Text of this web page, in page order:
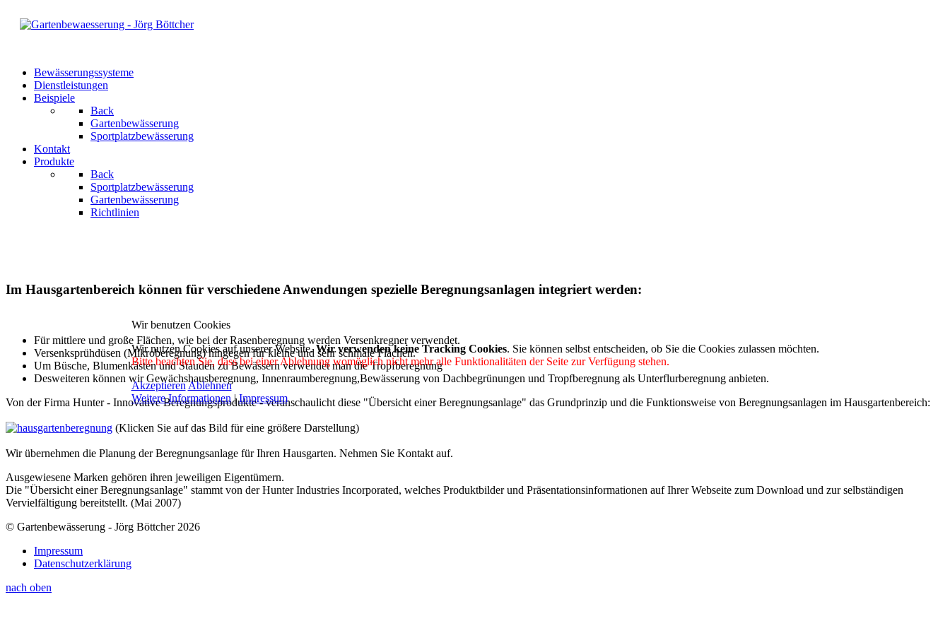
Bewässerungssysteme
Dienstleistungen
Beispiele
Back
Gartenbewässerung
Sportplatzbewässerung
Kontakt
Produkte
Back
Sportplatzbewässerung
Gartenbewässerung
Richtlinien
Im Hausgartenbereich können für verschiedene Anwendungen spezielle Beregnungsanlagen integriert werden:
Für mittlere und große Flächen, wie bei der Rasenberegnung werden Versenkregner verwendet.
Versenksprühdüsen (Mikroberegnung) hingegen für kleine und sehr schmale Flächen.
Um Büsche, Blumenkästen und Stauden zu Bewässern verwendet man die Tropfberegnung
Desweiteren können wir Gewächshausberegnung, Innenraumberegnung,Bewässerung von Dachbegrünungen und Tropfberegnung als Unterflurberegnung anbieten.
Von der Firma Hunter - Innovative Beregnungsprodukte - veranschaulicht diese "Übersicht einer Beregnungsanlage" das Grundprinzip und die Funktionsweise von Beregnungsanlagen im Hausgartenbereich:
(Klicken Sie auf das Bild für eine größere Darstellung)
Wir übernehmen die Planung der Beregnungsanlage für Ihren Hausgarten. Nehmen Sie Kontakt auf.
Ausgewiesene Marken gehören ihren jeweiligen Eigentümern.
Die "Übersicht einer Beregnungsanlage" stammt von der Hunter Industries Incorporated, welches Produktbilder und Präsentationsinformationen auf Ihrer Webseite zum Download und zur selbständigen
Vervielfältigung bereitstellt. (Mai 2007)
© Gartenbewässerung - Jörg Böttcher 2026
Impressum
Datenschutzerklärung
nach oben
Wir benutzen Cookies
Wir nutzen Cookies auf unserer Website.Wir verwenden keine Tracking Cookies. Sie können selbst entscheiden, ob Sie die Cookies zulassen möchten.
Bitte beachten Sie, dass bei einer Ablehnung womöglich nicht mehr alle Funktionalitäten der Seite zur Verfügung stehen.
AkzeptierenAblehnen
Weitere Informationen|Impressum